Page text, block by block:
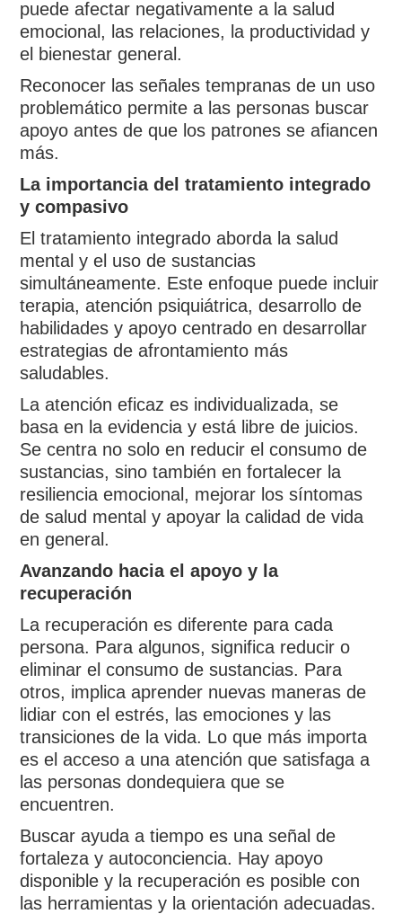
puede afectar negativamente a la salud
emocional, las relaciones, la productividad y
el bienestar general.
Reconocer las señales tempranas de un uso
problemático permite a las personas buscar
apoyo antes de que los patrones se afiancen
más.
La importancia del tratamiento integrado
y compasivo
El tratamiento integrado aborda la salud
mental y el uso de sustancias
simultáneamente. Este enfoque puede incluir
terapia, atención psiquiátrica, desarrollo de
habilidades y apoyo centrado en desarrollar
estrategias de afrontamiento más
saludables.
La atención eficaz es individualizada, se
basa en la evidencia y está libre de juicios.
Se centra no solo en reducir el consumo de
sustancias, sino también en fortalecer la
resiliencia emocional, mejorar los síntomas
de salud mental y apoyar la calidad de vida
en general.
Avanzando hacia el apoyo y la
recuperación
La recuperación es diferente para cada
persona. Para algunos, significa reducir o
eliminar el consumo de sustancias. Para
otros, implica aprender nuevas maneras de
lidiar con el estrés, las emociones y las
transiciones de la vida. Lo que más importa
es el acceso a una atención que satisfaga a
las personas dondequiera que se
encuentren.
Buscar ayuda a tiempo es una señal de
fortaleza y autoconciencia. Hay apoyo
disponible y la recuperación es posible con
las herramientas y la orientación adecuadas.